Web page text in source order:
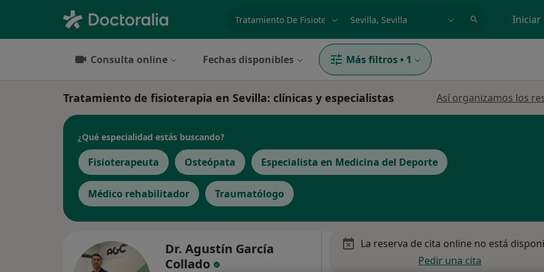
Iniciar
Consulta online Fechas disponibles Más filtros • 1
Tratamiento de fisioterapia en Sevilla: clínicas y especialistas Así organizamos los
¿Qué especialidad estás buscando?
Fisioterapeuta Osteópata Especialista en Medicina del Deporte
Médico rehabilitador Traumatólogo
Dr. Agustín García
Collado
La reserva de cita online no está
Pedir una cita